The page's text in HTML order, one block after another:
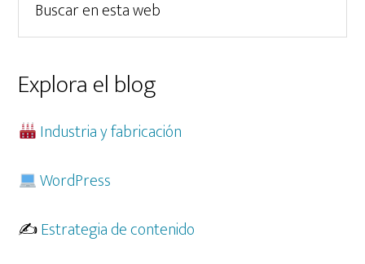
principal
esta
web
Explora el blog
Industria y fabricación
WordPress
✍️Estrategia de contenido